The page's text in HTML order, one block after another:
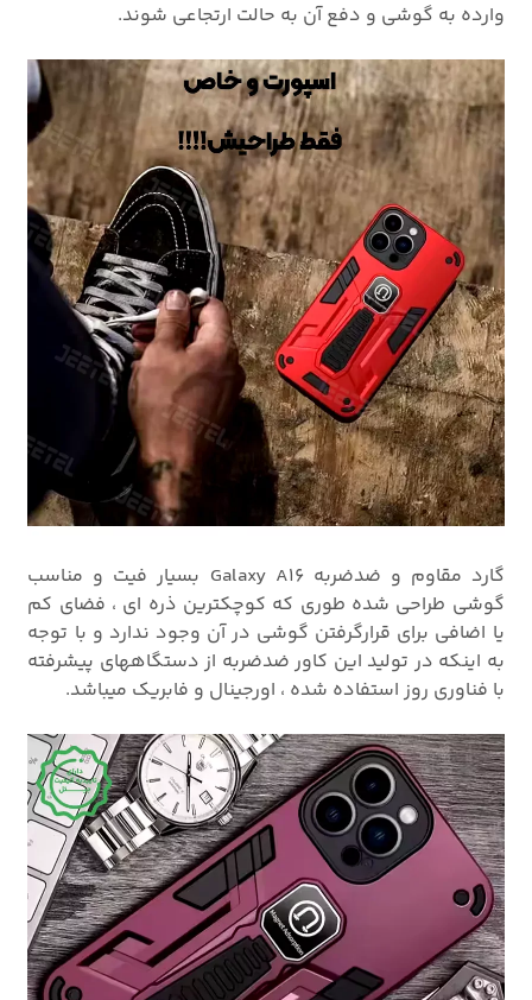
وارده به گوشی و دفع آن به حالت ارتجاعی شوند.
گارد مقاوم و ضدضربه Galaxy A16 بسیار فیت و مناسب
گوشی طراحی شده طوری که کوچکترین ذره ای ، فضای کم
یا اضافی برای قرارگرفتن گوشی در آن وجود ندارد و با توجه
به اینکه در تولید این کاور ضدضربه از دستگاههای پیشرفته
با فناوری روز استفاده شده ، اورجینال و فابریک میباشد.